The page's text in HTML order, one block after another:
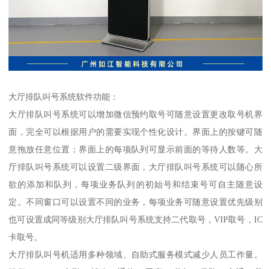
大厅排队叫号系统软件功能：
大厅排队叫号系统可以增加微信预约取号可随意设置更改取号机界
面，完全可以根据用户的需要实现个性化设计。界面上的按键可随
意拖放任意位置；界面上的每项队列可显示前面的等待人数等。大
厅排队叫号系统可以设置二级界面，大厅排队叫号系统可以随心所
欲的添加和队列，每项业务队列的初始号和结束号可自主随意设
定。不同窗口可以设置不同的业务，每项业务可随意设置优先级别
也可设置成同等级别大厅排队叫号系统支持二代取号，VIP取号，IC
卡取号。
大厅排队叫号机适用多种领域、自助式服务模式减少人员工作量。